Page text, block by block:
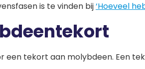
is te vinden bij‘Hoeveel
een tekort aan molybdeen. Een